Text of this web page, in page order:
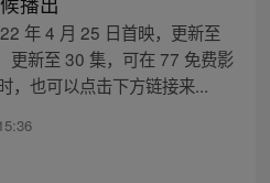
年 4 月 25 日首映，更新至
更新至 30 集，可在 77 免费影
，也可以点击下方链接来...